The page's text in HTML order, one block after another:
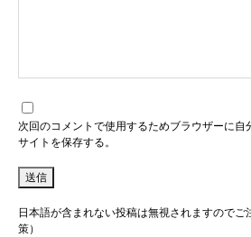
次回のコメントで使用するためブラウザーに自
サイトを保存する。
日本語が含まれない投稿は無視されますので
策）